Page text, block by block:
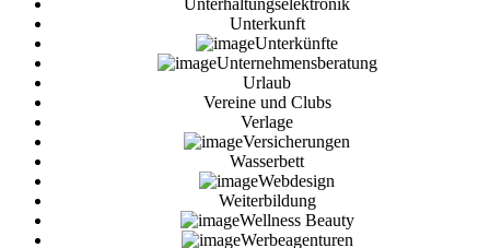
Unterhaltungselektronik
Unterkunft
Unterkünfte
Unternehmensberatung
Urlaub
Vereine und Clubs
Verlage
Versicherungen
Wasserbett
Webdesign
Weiterbildung
Wellness Beauty
Werbeagenturen